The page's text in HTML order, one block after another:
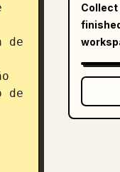
de
de